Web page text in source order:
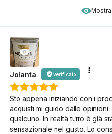
Jolanta verificato
Sto appena iniziando con i
acquisti mi guido dalle opinioni.
qualcuno. In realtà tutto è già
sensazionale nel gusto. Lo